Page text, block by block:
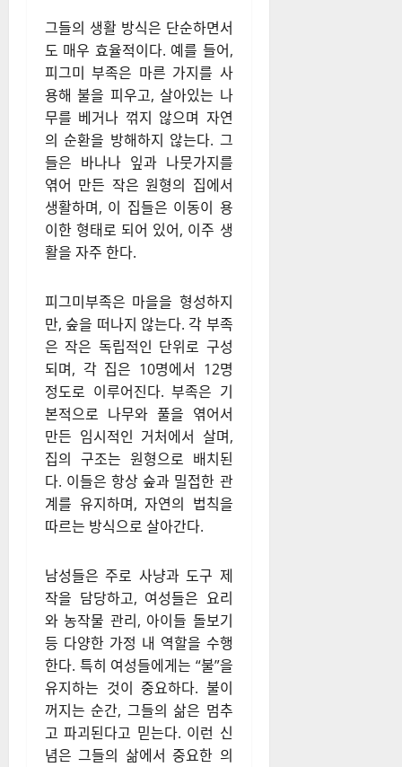
그들의 생활 방식은 단순하면서
도 매우 효율적이다. 예를 들어,
피그미 부족은 마른 가지를 사
용해 불을 피우고, 살아있는 나
무를 베거나 꺾지 않으며 자연
의 순환을 방해하지 않는다. 그
들은 바나나 잎과 나뭇가지를
엮어 만든 작은 원형의 집에서
생활하며, 이 집들은 이동이 용
이한 형태로 되어 있어, 이주 생
활을 자주 한다.
피그미부족은 마을을 형성하지
만, 숲을 떠나지 않는다. 각 부족
은 작은 독립적인 단위로 구성
되며, 각 집은 10명에서 12명
정도로 이루어진다. 부족은 기
본적으로 나무와 풀을 엮어서
만든 임시적인 거처에서 살며,
집의 구조는 원형으로 배치된
다. 이들은 항상 숲과 밀접한 관
계를 유지하며, 자연의 법칙을
따르는 방식으로 살아간다.
남성들은 주로 사냥과 도구 제
작을 담당하고, 여성들은 요리
와 농작물 관리, 아이들 돌보기
등 다양한 가정 내 역할을 수행
한다. 특히 여성들에게는 “불”을
유지하는 것이 중요하다. 불이
꺼지는 순간, 그들의 삶은 멈추
고 파괴된다고 믿는다. 이런 신
념은 그들의 삶에서 중요한 의